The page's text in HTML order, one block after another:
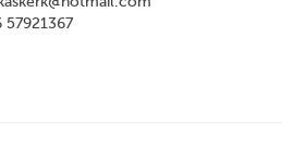
57921367